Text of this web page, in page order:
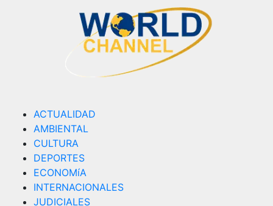
ACTUALIDAD
AMBIENTAL
CULTURA
DEPORTES
ECONOMíA
INTERNACIONALES
JUDICIALES